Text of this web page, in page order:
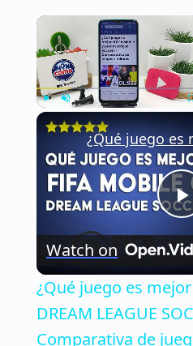
Watch on
¿Qué juego es
DREAM LEAGUE
Comparativa de